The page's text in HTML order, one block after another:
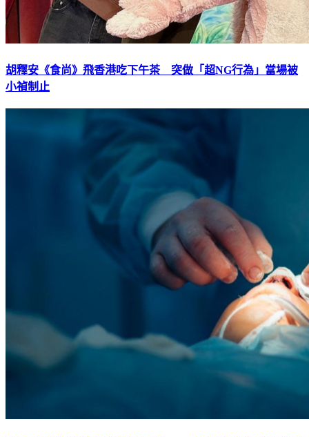
胡釋安《食尚》飛香港吃下午茶 突做「超NG行為」當場被
小禎制止